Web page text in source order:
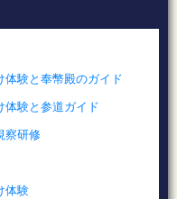
験と奉幣殿のガイド
験と参道ガイド
察研修
体験